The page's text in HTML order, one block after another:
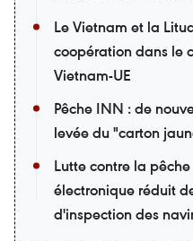
Le Vietnam et la
coopération dans le
Vietnam-UE
Pêche INN : de
levée du "carton
Lutte contre la
électronique réduit
d'inspection des